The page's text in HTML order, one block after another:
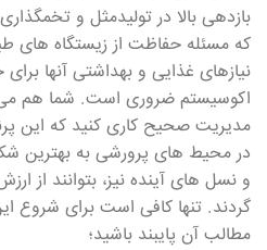
بازدهی بالا در تولیدمثل و
که مسئله حفاظت از زیستگاه های
نیازهای غذایی و بهداشتی آنها
اکوسیستم ضروری است. شما هم
مدیریت صحیح کاری کنید که این
در محیط های پرورشی به بهترین
و نسل های آینده نیز، بتوانند از
گردند. تنها کافی است برای شروع
مطالب آن پایبند باشید؛